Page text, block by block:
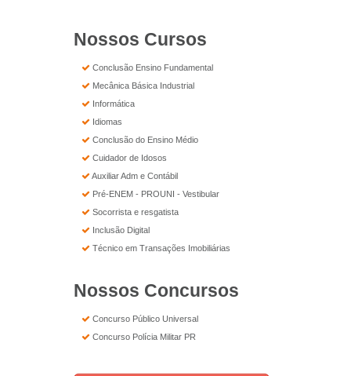
Nossos Cursos
Conclusão Ensino Fundamental
Mecânica Básica Industrial
Informática
Idiomas
Conclusão do Ensino Médio
Cuidador de Idosos
Auxiliar Adm e Contábil
Pré-ENEM - PROUNI - Vestibular
Socorrista e resgatista
Inclusão Digital
Técnico em Transações Imobiliárias
Nossos Concursos
Concurso Público Universal
Concurso Polícia Militar PR